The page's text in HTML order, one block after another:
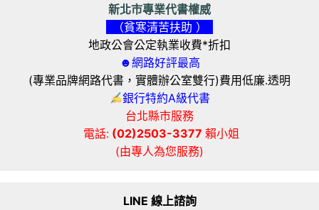
新北市專業代書權威
（貧寒清苦扶助 ）
地政公會公定執業收費*折扣
☻網路好評最高
(專業品牌網路代書，實體辦公室雙行)費用低廉.透明
銀行特約A級代書
台北縣市服務
電話: (02)2503-3377 賴小姐
(由專人為您服務)
LINE 線上諮詢